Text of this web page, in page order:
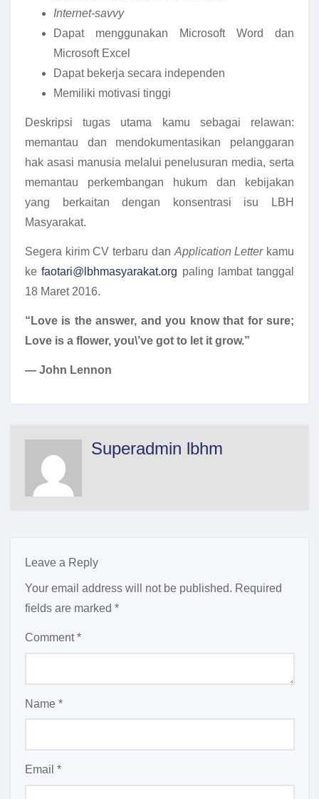
Internet-savvy
Dapat menggunakan Microsoft Word dan
Microsoft Excel
Dapat bekerja secara independen
Memiliki motivasi tinggi
Deskripsi tugas utama kamu sebagai relawan:
memantau dan mendokumentasikan pelanggaran
hak asasi manusia melalui penelusuran media, serta
memantau perkembangan hukum dan kebijakan
yang berkaitan dengan konsentrasi isu LBH
Masyarakat.
Segera kirim CV terbaru dan Application Letterkamu
kefaotari@lbhmasyarakat.org paling lambat tanggal
18 Maret 2016.
“Love is the answer, and you know that for sure;
Love is a flower, you\’ve got to let it grow.”
― John Lennon
Superadmin lbhm
Leave a Reply
Your email address will not be published. Required
fields are marked *
Comment*
Name *
Email *